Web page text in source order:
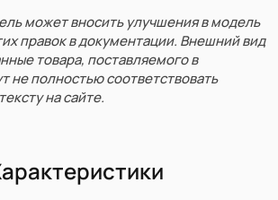
может вносить улучшения в модель
правок в документации. Внешний вид
товара, поставляемого в
не полностью соответствовать
на сайте.